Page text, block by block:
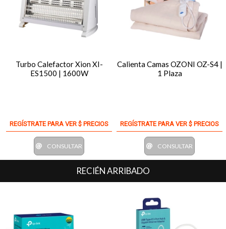
Turbo Calefactor Xion XI-
ES1500 | 1600W
REGÍSTRATE PARA VER $ PRECIOS
CONSULTAR
Calienta Camas OZONI OZ-S4 |
1 Plaza
REGÍSTRATE PARA VER $ PRECIOS
CONSULTAR
RECIÉN ARRIBADO